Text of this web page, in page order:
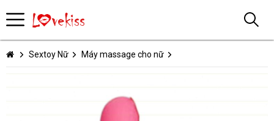
Sextoy Nữ Máy massage cho nữ